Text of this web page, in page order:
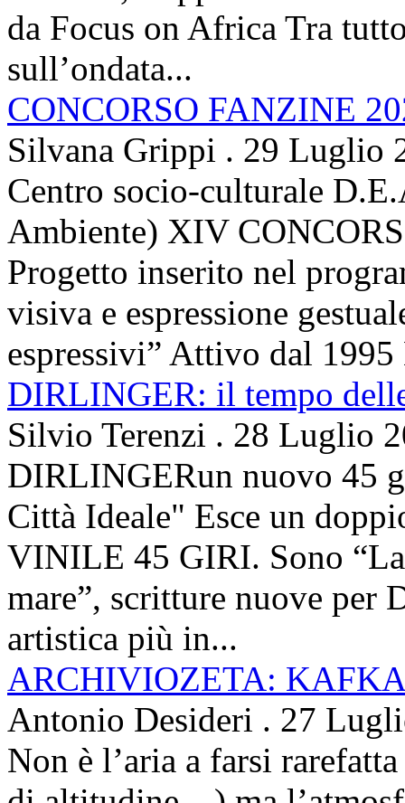
da Focus on Africa Tra
sull’ondata...
CONCORSO FANZINE
Silvana Grippi . 29 Luglio
Centro socio-culturale
Ambiente) XIV
Progetto inserito nel
visiva e espressione
espressivi” Attivo dal 1995
DIRLINGER: il tempo
Silvio Terenzi . 28 Luglio
DIRLINGERun nuovo 45
Città Ideale" Esce un
VINILE 45 GIRI. Sono
mare”, scritture nuove per
artistica più in...
ARCHIVIOZETA:
Antonio Desideri . 27
Non è l’aria a farsi